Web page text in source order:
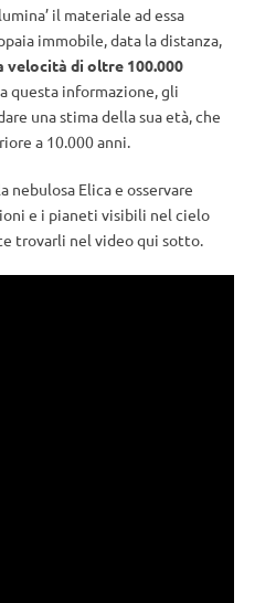
il materiale ad essa
immobile, data la distanza,
velocità di oltre 100.000
questa informazione, gli
una stima della sua età, che
a 10.000 anni.
nebulosa Elica e osservare
e i pianeti visibili nel cielo
trovarli nel video qui sotto.